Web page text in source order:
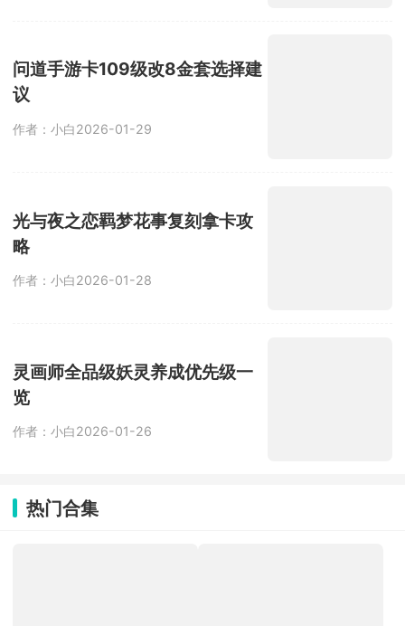
问道手游卡109级改8金套选择建
议
作者：小白2026-01-29
光与夜之恋羁梦花事复刻拿卡攻
略
作者：小白2026-01-28
灵画师全品级妖灵养成优先级一
览
作者：小白2026-01-26
热门合集